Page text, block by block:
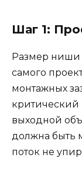
Шаг 1:
Размер ниши
самого
монтажных
критический
выходной
должна быть
поток не